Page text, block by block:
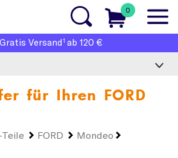
0
Gratis Versand1 ab 120 €
für Ihren FORD
Teile FORD
Mondeo